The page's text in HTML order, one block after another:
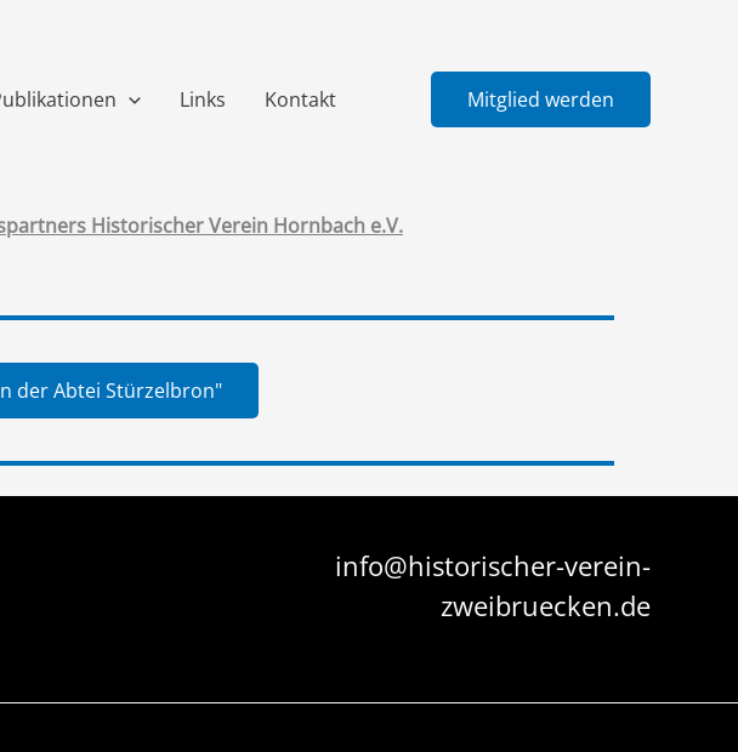
Links Kontakt Mitglied werden
Historischer Verein Hornbach e.V.
der Abtei Stürzelbron"
info@historischer-verein-
zweibruecken.de